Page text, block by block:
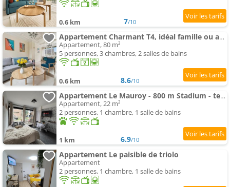
0.6 km 7/10
Appartement Charmant T4, idéal famille ou amis, parking
Appartement, 80 m²
5 personnes, 3 chambres, 2 salles de bains
0.6 km 8.6/10
Appartement Le Mauroy - 800 m Stadium - terrasse - Parking - Wifi - Netflix
Appartement, 22 m²
2 personnes, 1 chambre, 1 salle de bains
1 km 6.9/10
Appartement Le paisible de triolo
Appartement
2 personnes, 1 chambre, 1 salle de bains